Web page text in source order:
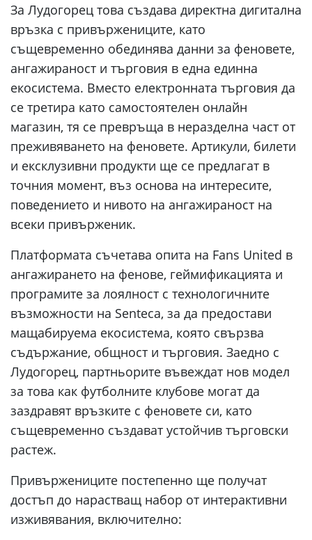
За Лудогорец това създава директна дигитална
връзка с привържениците, като
същевременно обединява данни за феновете,
ангажираност и търговия в една единна
екосистема. Вместо електронната търговия да
се третира като самостоятелен онлайн
магазин, тя се превръща в неразделна част от
преживяването на феновете. Артикули, билети
и ексклузивни продукти ще се предлагат в
точния момент, въз основа на интересите,
поведението и нивото на ангажираност на
всеки привърженик.
Платформата съчетава опита на Fans United в
ангажирането на фенове, геймификацията и
програмите за лоялност с технологичните
възможности на Senteca, за да предостави
мащабируема екосистема, която свързва
съдържание, общност и търговия. Заедно с
Лудогорец, партньорите въвеждат нов модел
за това как футболните клубове могат да
заздравят връзките с феновете си, като
същевременно създават устойчив търговски
растеж.
Привържениците постепенно ще получат
достъп до нарастващ набор от интерактивни
изживявания, включително: